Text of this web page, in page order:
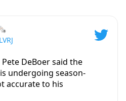
🗞
DeBoer said the
undergoing season-
accurate to his